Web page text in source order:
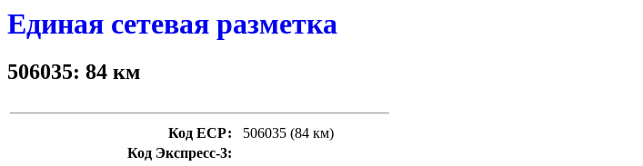
Единая сетевая разметка
506035: 84 км
Код ЕСР:
506035 (84 км)
Код Экспресс-3: